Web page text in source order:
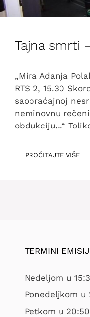
Tajna smrti
„Mira Adanja
RTS 2, 15.30
saobraćajnoj
neminovnu
obdukciju…“
PROČITAJTE VIŠE
TERMINI
Nedeljom u
Ponedeljkom u
Petkom u